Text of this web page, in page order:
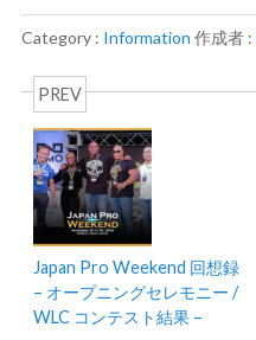
Category : Information 作成者 :
PREV
Japan Pro Weekend 回想録
– オープニングセレモニー /
WLC コンテスト結果 –